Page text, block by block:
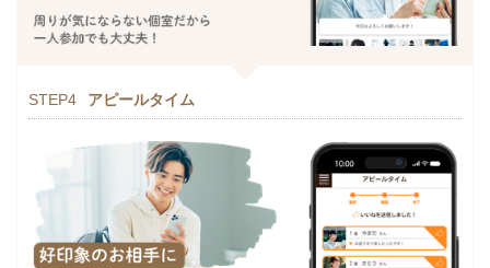
STEP4 アピールタイム